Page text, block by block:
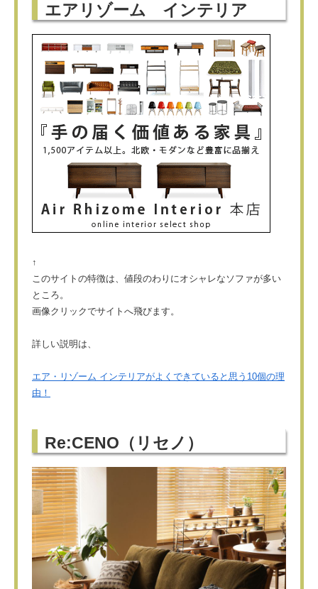
エアリゾーム インテリア
↑
このサイトの特徴は、値段のわりにオシャレなソファが多い
ところ。
画像クリックでサイトへ飛びます。
詳しい説明は、
エア・リゾーム インテリアがよくできていると思う10個の理
由！
Re:CENO（リセノ）